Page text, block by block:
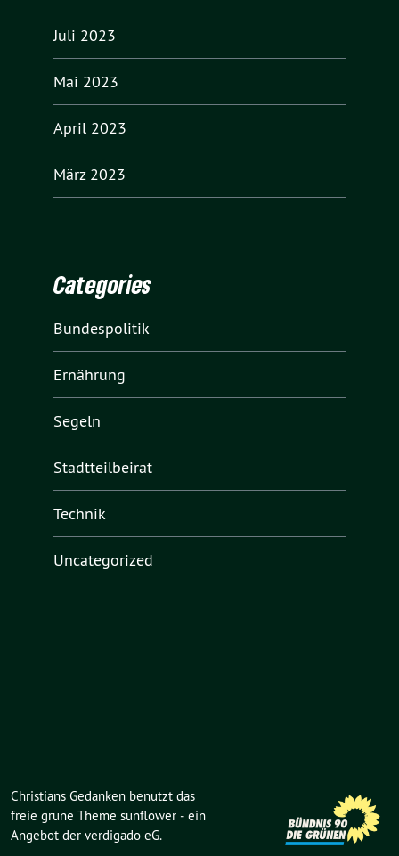
Juli 2023
Mai 2023
April 2023
März 2023
Categories
Bundespolitik
Ernährung
Segeln
Stadtteilbeirat
Technik
Uncategorized
Christians Gedanken benutzt das
freie grüne Theme sunflower ‐ ein
Angebot der verdigado eG.